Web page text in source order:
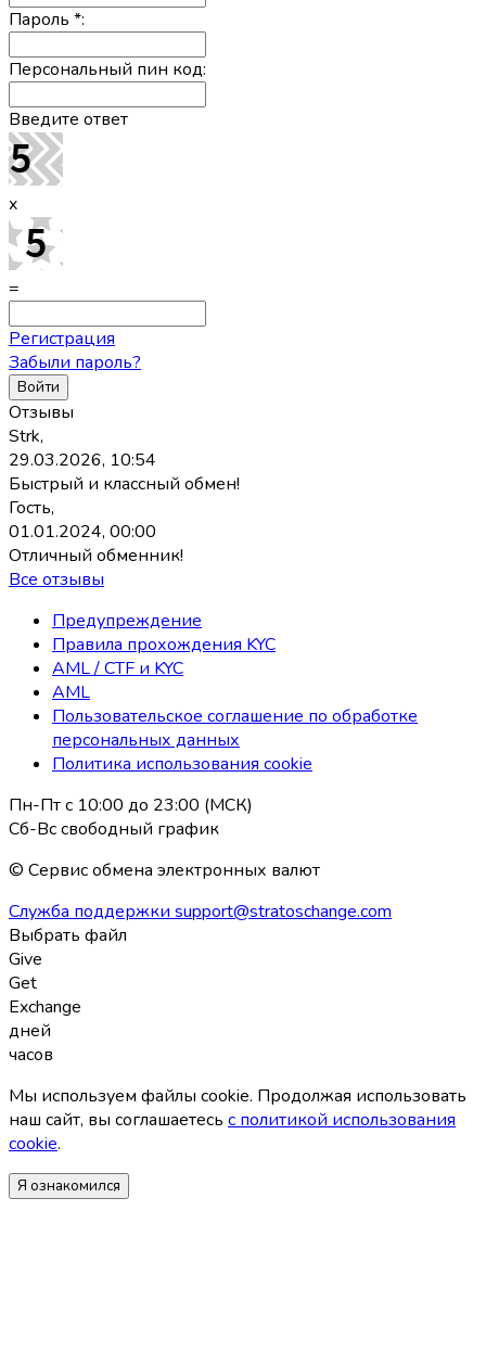
Пароль *:
Персональный пин код:
Введите ответ
x
=
Регистрация
Забыли пароль?
Отзывы
Strk,
29.03.2026, 10:54
Быстрый и классный обмен!
Гость,
01.01.2024, 00:00
Отличный обменник!
Все отзывы
Предупреждение
Правила прохождения KYC
AML / CTF и KYC
AML
Пользовательское соглашение по обработке
персональных данных
Политика использования coоkie
Пн-Пт с 10:00 до 23:00 (МСК)
Сб-Вс свободный график
© Сервис обмена электронных валют
Служба поддержки support@stratoschange.com
Выбрать файл
Give
Get
Exchange
дней
часов
Мы используем файлы coоkie. Продолжая использовать
наш сайт, вы соглашаетесь с политикой использования
coоkie.